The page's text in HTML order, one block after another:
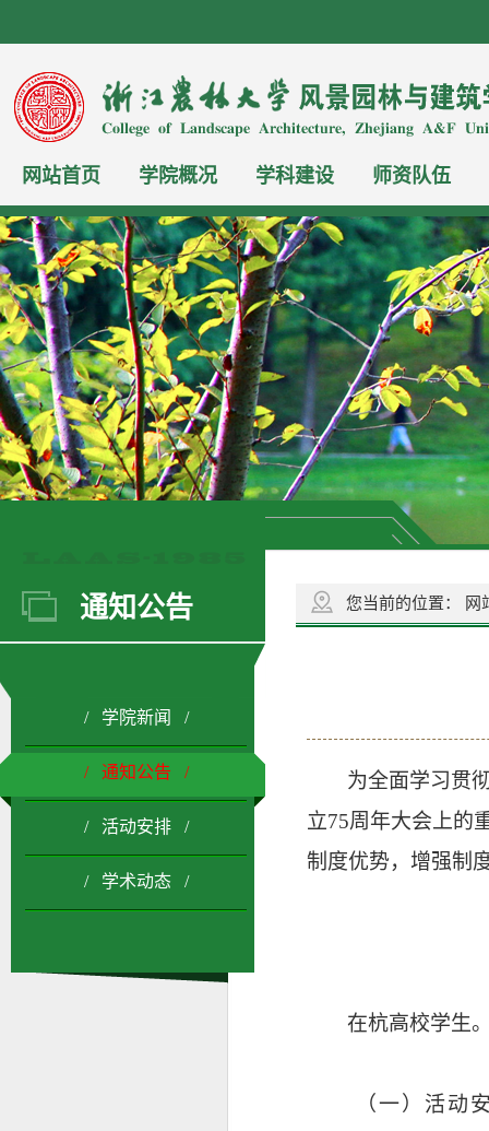
网站首页 学院概况 学科建设 师资队伍
通知公告
/ 学院新闻 /
/ 通知公告 /
/ 活动安排 /
/ 学术动态 /
您当前的位置： 网
为全面学习贯
立75周年大会上的
制度优势，增强制
在杭高校学生
（一）活动